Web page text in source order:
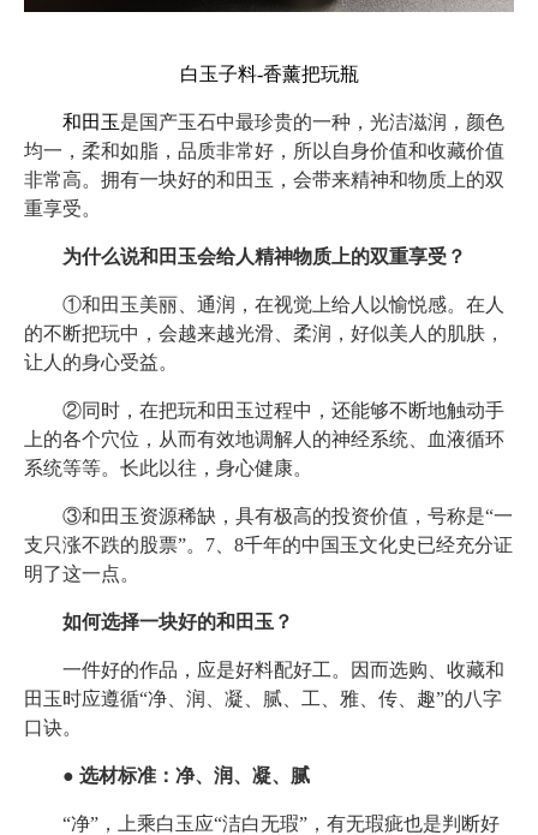
白玉子料-香薰把玩瓶
和田玉是国产玉石中最珍贵的一种，光洁滋润，颜色
均一，柔和如脂，品质非常好，所以自身价值和收藏价值
非常高。拥有一块好的和田玉，会带来精神和物质上的双
重享受。
为什么说和田玉会给人精神物质上的双重享受？
①和田玉美丽、通润，在视觉上给人以愉悦感。在人
的不断把玩中，会越来越光滑、柔润，好似美人的肌肤，
让人的身心受益。
②同时，在把玩和田玉过程中，还能够不断地触动手
上的各个穴位，从而有效地调解人的神经系统、血液循环
系统等等。长此以往，身心健康。
③和田玉资源稀缺，具有极高的投资价值，号称是“一
支只涨不跌的股票”。7、8千年的中国玉文化史已经充分证
明了这一点。
如何选择一块好的和田玉？
一件好的作品，应是好料配好工。因而选购、收藏和
田玉时应遵循“净、润、凝、腻、工、雅、传、趣”的八字
口诀。
● 选材标准：净、润、凝、腻
“净”，上乘白玉应“洁白无瑕”，有无瑕疵也是判断好